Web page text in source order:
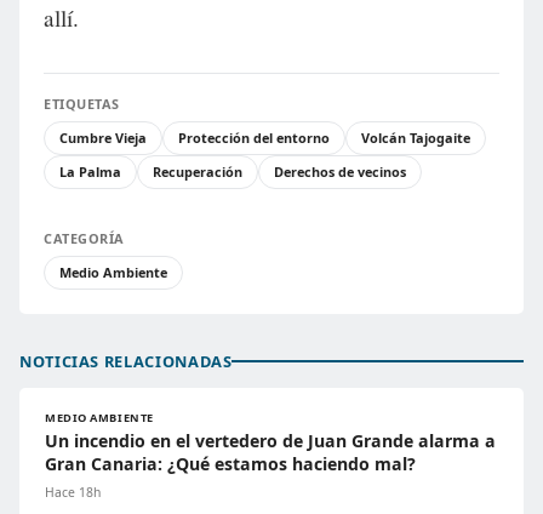
allí.
ETIQUETAS
Cumbre Vieja
Protección del entorno
Volcán Tajogaite
La Palma
Recuperación Derechos de vecinos
CATEGORÍA
Medio Ambiente
NOTICIAS RELACIONADAS
MEDIO AMBIENTE
Un incendio en el vertedero de Juan Grande alarma a
Gran Canaria: ¿Qué estamos haciendo mal?
Hace 18h